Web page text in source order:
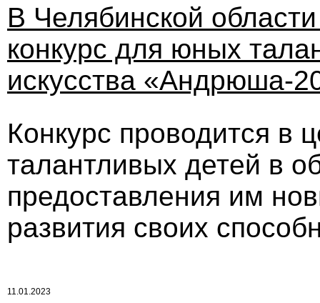
В Челябинской
конкурс для юных
искусства «Андрюша-
Конкурс проводится в
талантливых детей в
предоставления им
развития своих
11.01.2023